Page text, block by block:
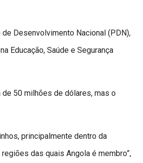
Desenvolvimento Nacional (PDN),
Educação, Saúde e Segurança
50 milhões de dólares, mas o
principalmente dentro da
das quais Angola é membro”,